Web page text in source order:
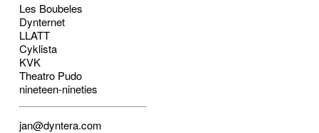
Les Boubeles
Dynternet
LLATT
Cyklista
KVK
Theatro Pudo
nineteen-nineties
jan@dyntera.com